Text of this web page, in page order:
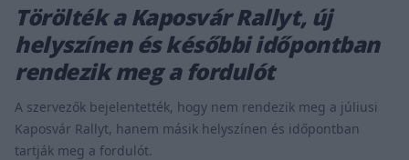
Törölték a Kaposvár Rallyt, új
helyszínen és későbbi időpontban
rendezik meg a fordulót
A szervezők bejelentették, hogy nem rendezik meg a júliusi
Kaposvár Rallyt, hanem másik helyszínen és időpontban
tartják meg a fordulót.